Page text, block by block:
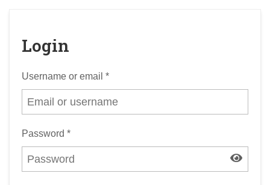
Login
Username or email *
Password *